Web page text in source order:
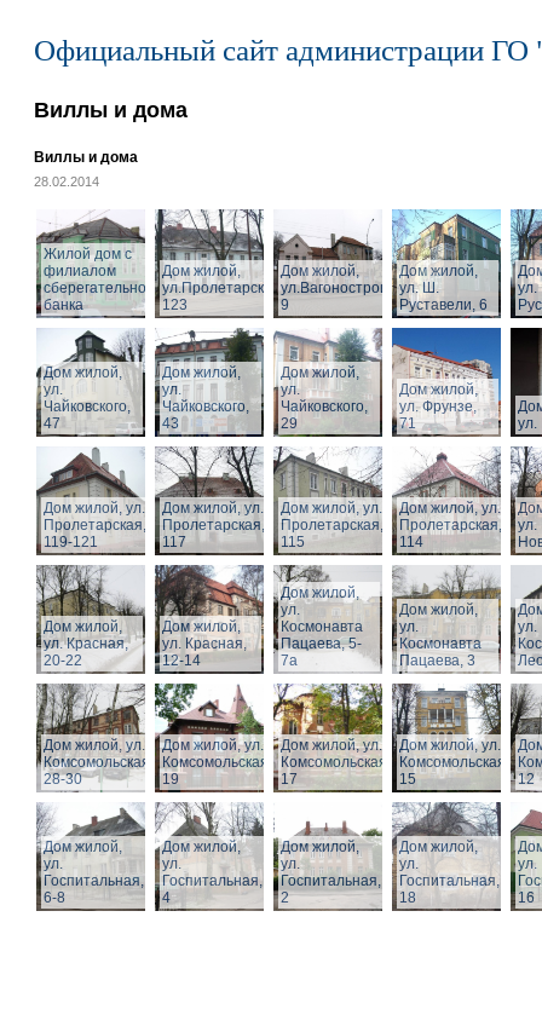
Официальный сайт администрации ГО
Виллы и дома
Виллы и дома
28.02.2014
Жилой дом с
филиалом
сберегательного
банка
Дом жилой,
ул.Пролетарская,
123
Дом жилой,
ул.Вагоностроительная,
9
Дом жилой,
ул. Ш.
Руставели, 6
Дом жилой,
ул.
Чайковского,
47
Дом жилой,
ул.
Чайковского,
43
Дом жилой,
ул.
Чайковского,
29
Дом жилой,
ул. Фрунзе,
71
ул.
Дом жилой, ул.
Пролетарская,
119-121
Дом жилой, ул.
Пролетарская,
117
Дом жилой, ул.
Пролетарская,
115
Дом жилой, ул.
Пролетарская,
114
Дом жилой,
ул. Красная,
20-22
Дом жилой,
ул. Красная,
12-14
Дом жилой,
ул.
Космонавта
Пацаева, 5-
7а
Дом жилой,
ул.
Космонавта
Пацаева, 3
ул.
Дом жилой, ул.
Комсомольская,
28-30
Дом жилой, ул.
Комсомольская,
19
Дом жилой, ул.
Комсомольская,
17
Дом жилой, ул.
Комсомольская,
15
12
Дом жилой,
ул.
Госпитальная,
6-8
Дом жилой,
ул.
Госпитальная,
4
Дом жилой,
ул.
Госпитальная,
2
Дом жилой,
ул.
Госпитальная,
18
ул.
16